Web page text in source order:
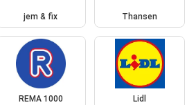
jem & fix Thansen
REMA 1000 Lidl